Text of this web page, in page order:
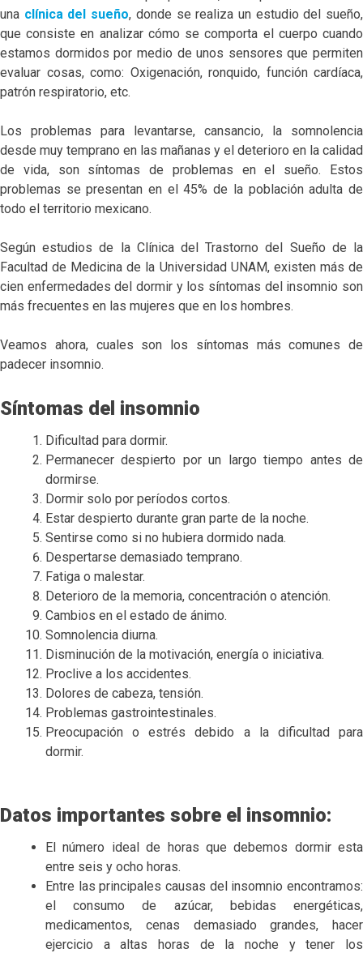
una clínica del sueño, donde se realiza un estudio del sueño,
que consiste en analizar cómo se comporta el cuerpo cuando
estamos dormidos por medio de unos sensores que permiten
evaluar cosas, como: Oxigenación, ronquido, función cardíaca,
patrón respiratorio, etc.
Los problemas para levantarse, cansancio, la somnolencia
desde muy temprano en las mañanas y el deterioro en la calidad
de vida, son síntomas de problemas en el sueño. Estos
problemas se presentan en el 45% de la población adulta de
todo el territorio mexicano.
Según estudios de la Clínica del Trastorno del Sueño de la
Facultad de Medicina de la Universidad UNAM, existen más de
cien enfermedades del dormir y los síntomas del insomnio son
más frecuentes en las mujeres que en los hombres.
Veamos ahora, cuales son los síntomas más comunes de
padecer insomnio.
Síntomas del insomnio
Dificultad para dormir.
Permanecer despierto por un largo tiempo antes de
dormirse.
Dormir solo por períodos cortos.
Estar despierto durante gran parte de la noche.
Sentirse como si no hubiera dormido nada.
Despertarse demasiado temprano.
Fatiga o malestar.
Deterioro de la memoria, concentración o atención.
Cambios en el estado de ánimo.
Somnolencia diurna.
Disminución de la motivación, energía o iniciativa.
Proclive a los accidentes.
Dolores de cabeza, tensión.
Problemas gastrointestinales.
Preocupación o estrés debido a la dificultad para
dormir.
Datos importantes sobre el insomnio:
El número ideal de horas que debemos dormir esta
entre seis y ocho horas.
Entre las principales causas del insomnio encontramos:
el consumo de azúcar, bebidas energéticas,
medicamentos, cenas demasiado grandes, hacer
ejercicio a altas horas de la noche y tener los